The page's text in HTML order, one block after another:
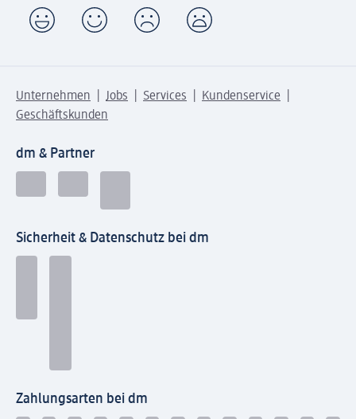
Unternehmen Jobs Services
Kundenservice
Geschäftskunden
dm & Partner
Sicherheit & Datenschutz bei dm
Zahlungsarten bei dm